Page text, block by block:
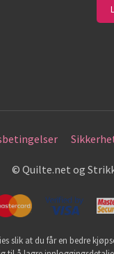
© Quilte.net og
slik at du får en bedre